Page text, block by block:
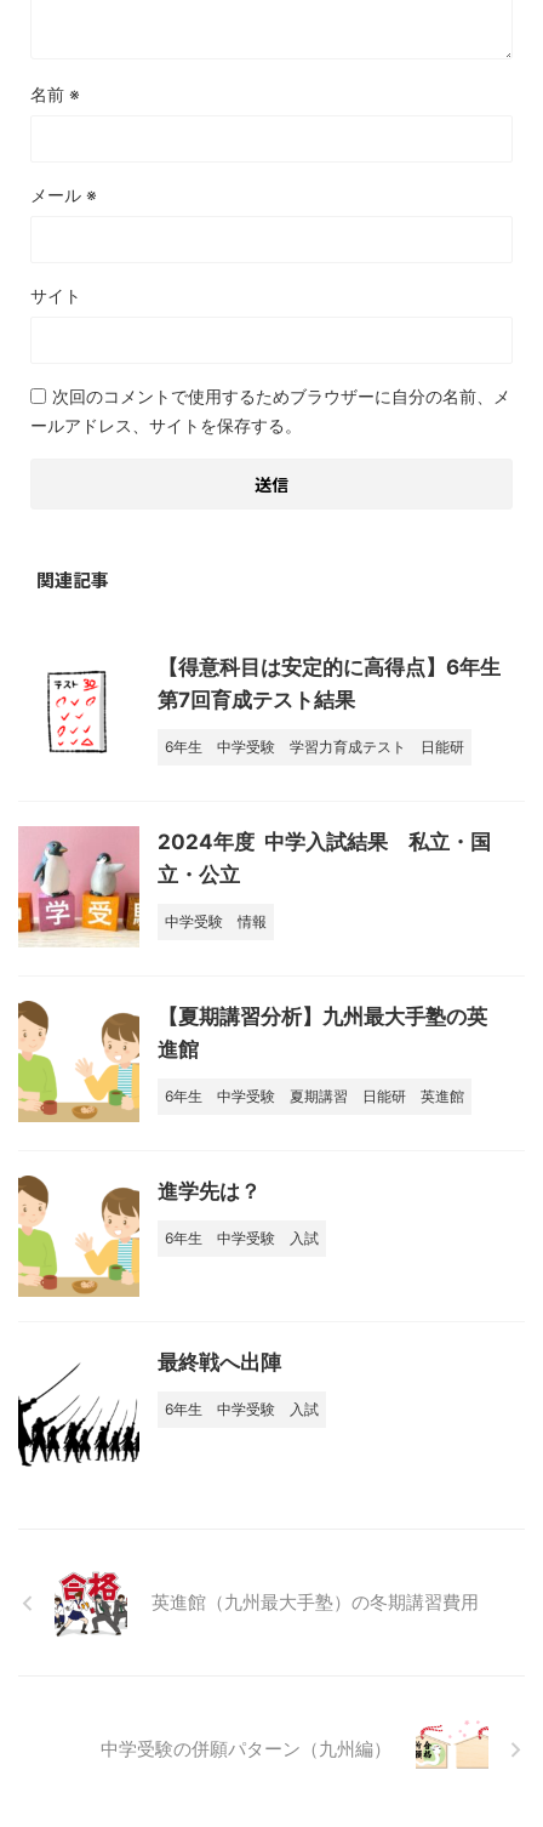
名前 ※
メール ※
サイト
次回のコメントで使用するためブラウザーに自分の名前、メ
ールアドレス、サイトを保存する。
関連記事
【得意科目は安定的に高得点】6年生
第7回育成テスト結果
6年生 中学受験 学習力育成テスト 日能研
2024年度 中学入試結果 私立・国
立・公立
中学受験 情報
【夏期講習分析】九州最大手塾の英
進館
6年生 中学受験 夏期講習 日能研 英進館
進学先は？
6年生 中学受験 入試
最終戦へ出陣
6年生 中学受験 入試
英進館（九州最大手塾）の冬期講習費用
中学受験の併願パターン（九州編）